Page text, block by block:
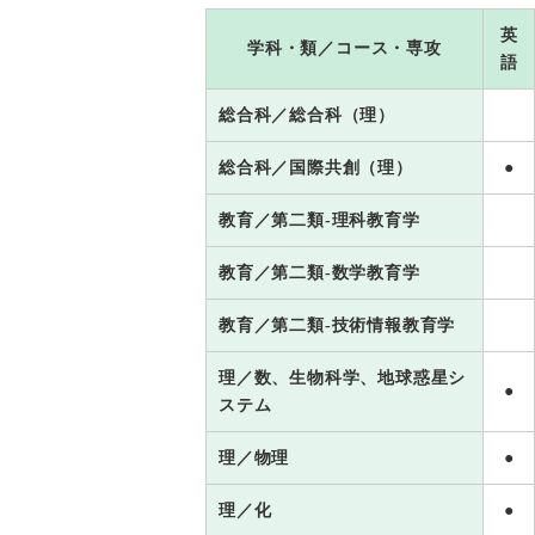
学科・類／コース・専攻
英
語
総合科／総合科（理）
総合科／国際共創（理） ●
教育／第二類-理科教育学
教育／第二類-数学教育学
教育／第二類-技術情報教育学
理／数、生物科学、地球惑星シ
ステム
●
理／物理 ●
理／化 ●